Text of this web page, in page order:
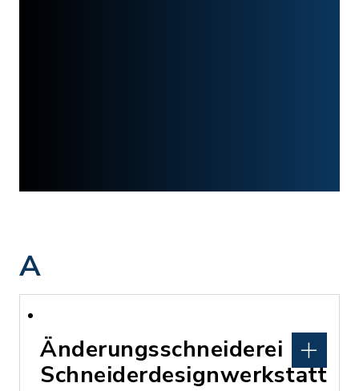
A
Änderungsschneiderei
Schneiderdesignwerkstatt